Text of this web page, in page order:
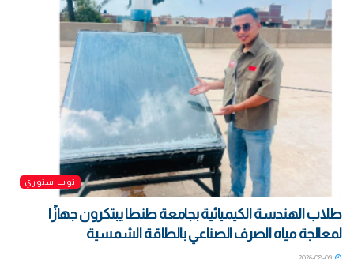
توب ستوري
طلاب الهندسة الكيميائية بجامعة طنطا يبتكرون جهازًا
لمعالجة مياه الصرف الصناعي بالطاقة الشمسية